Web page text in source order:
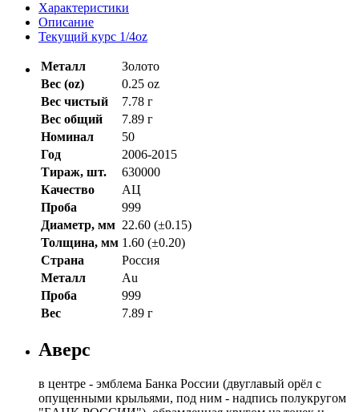
Характеристики
Описание
Текущий курс 1/4oz
Металл
Золото
Вес (oz)
0.25 oz
Вес чистый
7.78 г
Вес общий
7.89 г
Номинал
50
Год
2006-2015
Тираж, шт.
630000
Качество
АЦ
Проба
999
Диаметр, мм 22.60 (±0.15)
Толщина, мм 1.60 (±0.20)
Страна
Россия
Металл
Au
Проба
999
Вес
7.89 г
Аверс
в центре - эмблема Банка России (двуглавый орёл с
опущенными крыльями, под ним - надпись полукругом